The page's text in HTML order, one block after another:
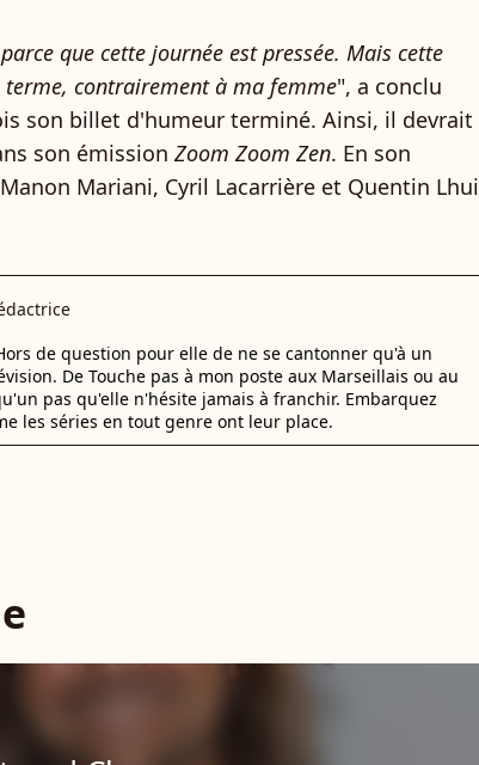
que cette journée est pressée. Mais cette
contrairement à ma femme", a conclu
son billet d'humeur terminé. Ainsi, il devrait
son émission Zoom Zoom Zen. En son
Mariani, Cyril Lacarrière et Quentin Lhui
de question pour elle de ne se cantonner qu'à un
De Touche pas à mon poste aux Marseillais ou au
pas qu'elle n'hésite jamais à franchir. Embarquez
les séries en tout genre ont leur place.